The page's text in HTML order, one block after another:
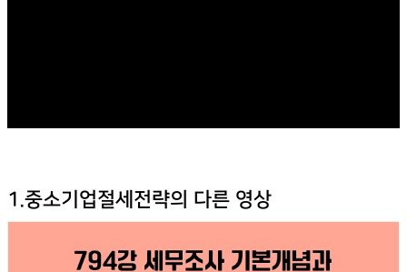
1.중소기업절세전략의 다른 영상